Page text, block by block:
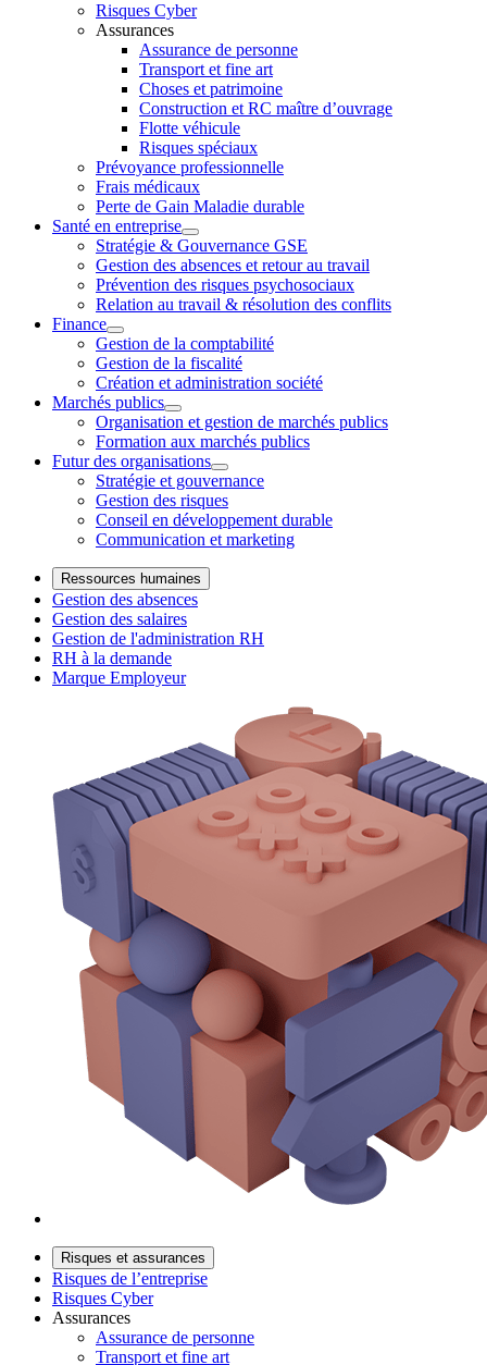
Risques Cyber
Assurances
Assurance de personne
Transport et fine art
Choses et patrimoine
Construction et RC maître d’ouvrage
Flotte véhicule
Risques spéciaux
Prévoyance professionnelle
Frais médicaux
Perte de Gain Maladie durable
Santé en entreprise
Stratégie & Gouvernance GSE
Gestion des absences et retour au travail
Prévention des risques psychosociaux
Relation au travail & résolution des conflits
Finance
Gestion de la comptabilité
Gestion de la fiscalité
Création et administration société
Marchés publics
Organisation et gestion de marchés publics
Formation aux marchés publics
Futur des organisations
Stratégie et gouvernance
Gestion des risques
Conseil en développement durable
Communication et marketing
Ressources humaines
Gestion des absences
Gestion des salaires
Gestion de l'administration RH
RH à la demande
Marque Employeur
Risques et assurances
Risques de l’entreprise
Risques Cyber
Assurances
Assurance de personne
Transport et fine art